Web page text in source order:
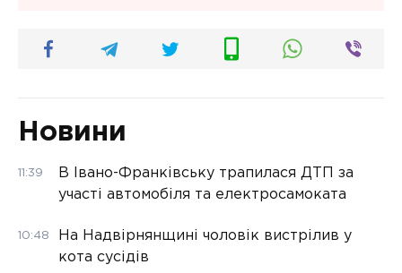
Новини
11:39
В Івано-Франківську трапилася ДТП за
участі автомобіля та електросамоката
10:48
На Надвірнянщині чоловік вистрілив у
кота сусідів